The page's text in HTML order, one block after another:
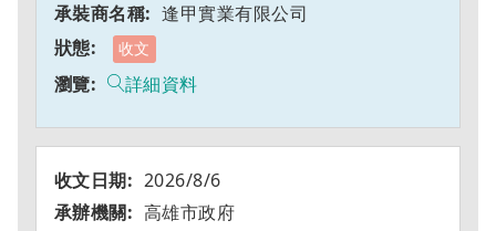
逢甲實業有限公司
收文
詳細資料
2026/8/6
高雄市政府